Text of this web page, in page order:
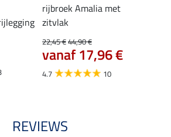
rijbroek Amalia met
zitvlak
22,45 €44,90 €
vanaf 17,96 €
4.7 10
REVIEWS